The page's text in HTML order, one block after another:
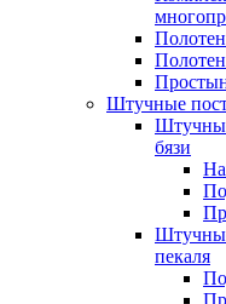
Штучные
бязи
пекаля